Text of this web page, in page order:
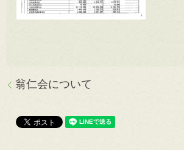
翁仁会について